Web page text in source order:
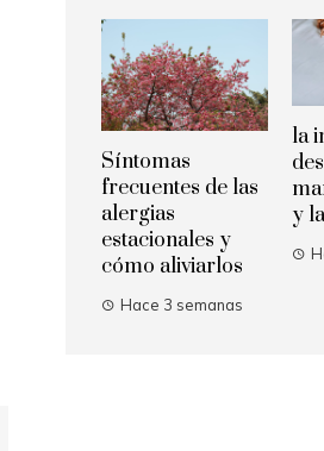
Síntomas
frecuentes de las
alergias
estacionales y
cómo aliviarlos
Hace 3 semanas
la
y